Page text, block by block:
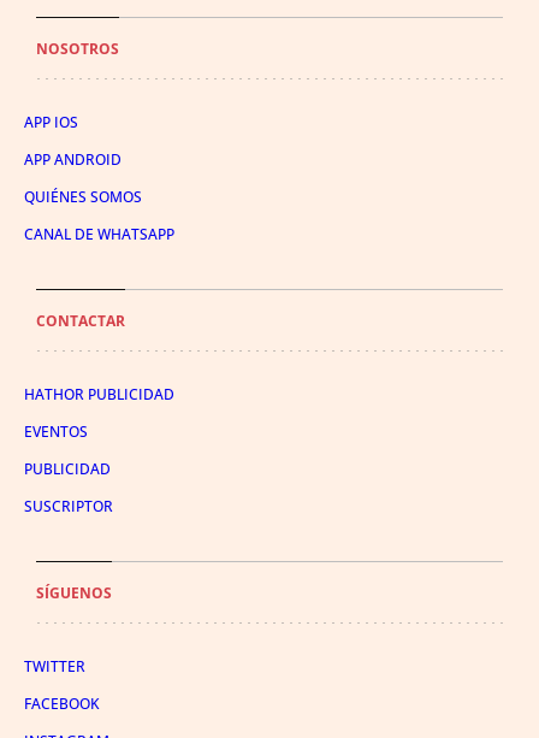
NOSOTROS
APP IOS
APP ANDROID
QUIÉNES SOMOS
CANAL DE WHATSAPP
CONTACTAR
HATHOR PUBLICIDAD
EVENTOS
PUBLICIDAD
SUSCRIPTOR
SÍGUENOS
TWITTER
FACEBOOK